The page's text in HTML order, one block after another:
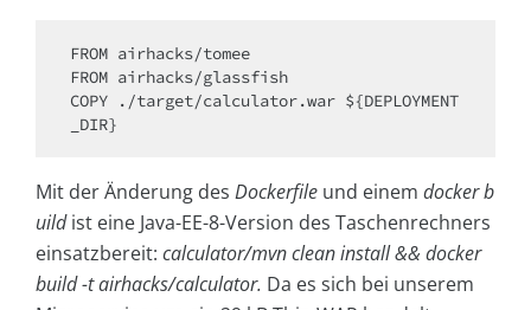
FROM airhacks/tomee
FROM airhacks/glassfish
COPY ./target/calculator.war ${DEPLOYMENT
_DIR}
Mit der Änderung des Dockerfile und einem docker b
uildist eine Java-EE-8-Version des Taschenrechners
einsatzbereit: calculator/mvn clean install && docker
build -t airhacks/calculator. Da es sich bei unserem